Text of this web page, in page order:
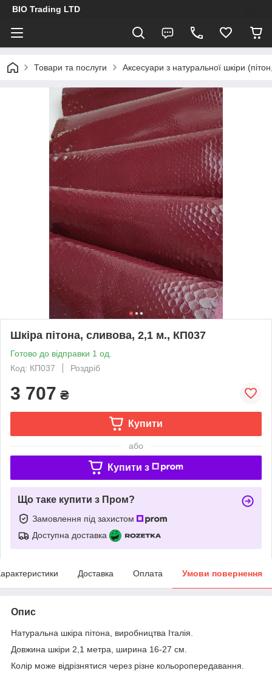
BIO Trading LTD
Товари та послуги Аксесуари з натуральної шкіри
Шкіра пітона, сливова, 2,1 м., КП037
Готово до відправки 1 од.
Код: КП037
Роздріб
3 707 ₴
Купити
або
Купити з
Що таке купити з Пром?
Замовлення під захистом
Доступна доставка
Доставка Оплата Умови повернення
Опис
Натуральна шкіра пітона, виробництва Італія.
Довжина шкіри 2,1 метра, ширина 16-27 см.
Колір може відрізнятися через різне кольоропередавання.